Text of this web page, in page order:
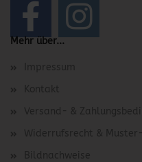
Mehr über...
Impressum
Kontakt
Versand- &
Widerrufsrecht &
Bildnachweise